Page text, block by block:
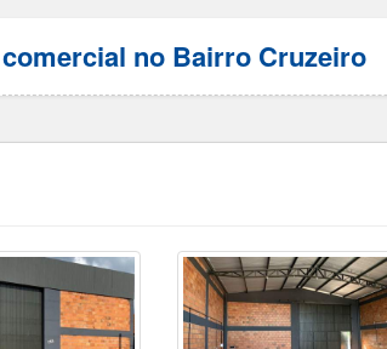
no Bairro Cruzeiro